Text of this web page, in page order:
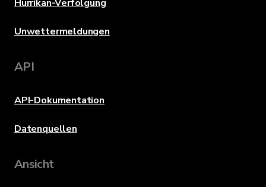
Hurrikan-Verfolgung
Unwettermeldungen
API
API-Dokumentation
Datenquellen
Ansicht